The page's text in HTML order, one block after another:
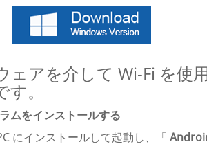
ェアを介して Wi-Fi を使
。
ムをインストールする
にインストールして起動し、「